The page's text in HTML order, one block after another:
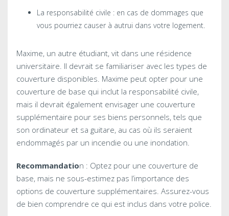
La responsabilité civile : en cas de dommages que
vous pourriez causer à autrui dans votre logement.
Maxime, un autre étudiant, vit dans une résidence
universitaire. Il devrait se familiariser avec les types de
couverture disponibles. Maxime peut opter pour une
couverture de base qui inclut la responsabilité civile,
mais il devrait également envisager une couverture
supplémentaire pour ses biens personnels, tels que
son ordinateur et sa guitare, au cas où ils seraient
endommagés par un incendie ou une inondation.
Recommandation : Optez pour une couverture de
base, mais ne sous-estimez pas l’importance des
options de couverture supplémentaires. Assurez-vous
de bien comprendre ce qui est inclus dans votre police.